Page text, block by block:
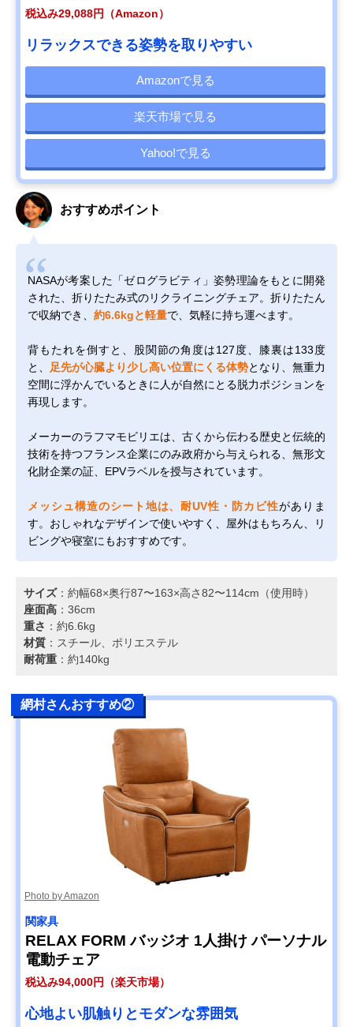
税込み29,088円（Amazon）
リラックスできる姿勢を取りやすい
Amazonで見る
楽天市場で見る
Yahoo!で見る
おすすめポイント
NASAが考案した「ゼログラビティ」姿勢理論をもとに開発
された、折りたたみ式のリクライニングチェア。折りたたん
で収納でき、 約6.6kgと軽量で、気軽に持ち運べます。
背もたれを倒すと、股関節の角度は127度、膝裏は133度
と、
足先が心臓より少し高い位置にくる体勢となり、無重力
空間に浮かんでいるときに人が自然にとる脱力ポジションを
再現します。
メーカーのラフマモビリエは、古くから伝わる歴史と伝統的
技術を持つフランス企業にのみ政府から与えられる、無形文
化財企業の証、EPVラベルを授与されています。
メッシュ構造のシート地は、耐UV性・防カビ性がありま
す。おしゃれなデザインで使いやすく、屋外はもちろん、リ
ビングや寝室にもおすすめです。
サイズ：約幅68×奥行87〜163×高さ82〜114cm（使用時）
座面高 ：36cm
重さ ：約6.6kg
材質 ：スチール、ポリエステル
耐荷重 ：約140kg
網村さんおすすめ②
Photo by Amazon
関家具
RELAX FORM バッジオ 1人掛け パーソナル
電動チェア
税込み94,000円（楽天市場）
心地よい肌触りとモダンな雰囲気